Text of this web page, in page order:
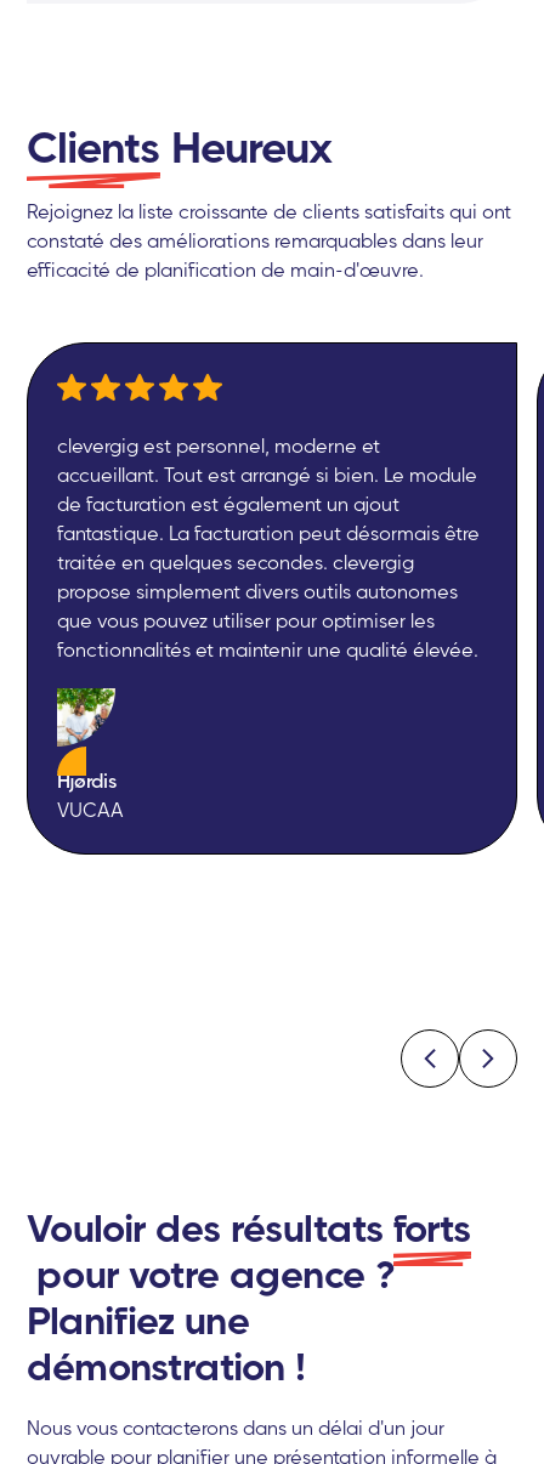
Clients Heureux
Rejoignez la liste croissante de clients satisfaits qui ont
constaté des améliorations remarquables dans leur
efficacité de planification de main-d'œuvre.
clevergig est personnel, moderne et
accueillant. Tout est arrangé si bien. Le module
de facturation est également un ajout
fantastique. La facturation peut désormais être
traitée en quelques secondes. clevergig
propose simplement divers outils autonomes
que vous pouvez utiliser pour optimiser les
fonctionnalités et maintenir une qualité élevée.
Hjørdis
VUCAA
Vouloir des résultatsforts
pour votre agence ?
Planifiez une
démonstration !
Nous vous contacterons dans un délai d'un jour
ouvrable pour planifier une présentation informelle à